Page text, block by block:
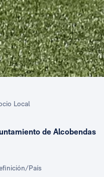
Local
de Alcobendas
País